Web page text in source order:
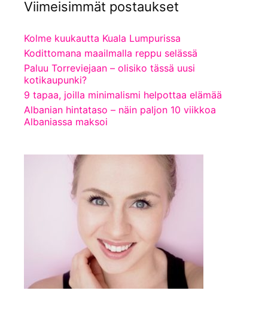
Viimeisimmät postaukset
Kolme kuukautta Kuala Lumpurissa
Kodittomana maailmalla reppu selässä
Paluu Torreviejaan – olisiko tässä uusi
kotikaupunki?
9 tapaa, joilla minimalismi helpottaa elämää
Albanian hintataso – näin paljon 10 viikkoa
Albaniassa maksoi